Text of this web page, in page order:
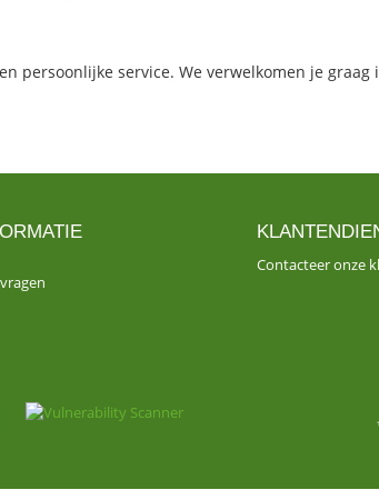
persoonlijke service. We verwelkomen je graag
Contacteer onze